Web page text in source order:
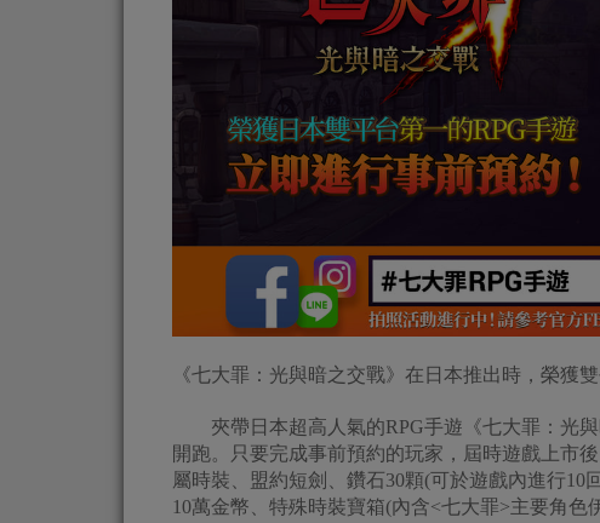
《七大罪：光與暗之交戰》在日本推出時，榮獲
夾帶日本超高人氣的RPG手遊《七大罪：光與
開跑。只要完成事前預約的玩家，屆時遊戲上市
屬時裝、盟約短劍、鑽石30顆(可於遊戲內進行10
10萬金幣、特殊時裝寶箱(內含<七大罪>主要角色